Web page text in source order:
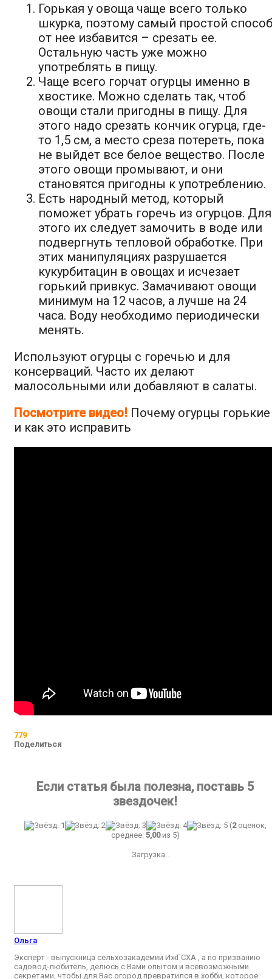
Горькая у овоща чаще всего только
шкурка, поэтому самый простой способ
от нее избавится – срезать ее.
Остальную часть уже можно
употреблять в пищу.
Чаще всего горчат огурцы именно в
хвостике. Можно сделать так, чтоб
овощи стали пригодны в пищу. Для
этого надо срезать кончик огурца, где-
то 1,5 см, а место среза потереть, пока
не выйдет все белое вещество. После
этого овощи промывают, и они
становятся пригодны к употреблению.
Есть народный метод, который
поможет убрать горечь из огурцов. Для
этого их следует замочить в воде или
подвергнуть тепловой обработке. При
этих манипуляциях разрушается
кукурбитацин в овощах и исчезает
горький привкус. Замачивают овощи
минимум на 12 часов, а лучше на 24
часа. Воду необходимо периодически
менять.
Используют огурцы с горечью и для
консерваций. Часто их делают
малосольными или добавляют в салаты.
Посмотрите видео! Почему огурцы горькие
и как это исправить
779
Поделиться
Если статья была полезна, поставь 5
звездочек!
(2оценок,
среднее: 5,00из 5)
Загрузка...
Ольга
Эксперт - выпускница сельхозакадемии ИжГСХА , а по призванию
садовод-любитель, делюсь с Вами опытом и всевозможными
секретами, чтобы для Вас огород превратился в хобби, которое